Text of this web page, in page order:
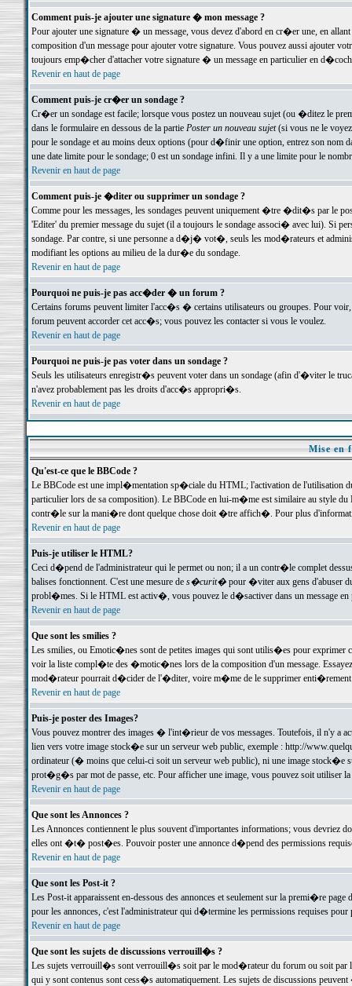
Comment puis-je ajouter une signature � mon message ?
Pour ajouter une signature � un message, vous devez d'abord en cr�er une, en
composition d'un message pour ajouter votre signature. Vous pouvez aussi ajouter
toujours emp�cher d'attacher votre signature � un message en particulier en
Revenir en haut de page
Comment puis-je cr�er un sondage ?
Cr�er un sondage est facile; lorsque vous postez un nouveau sujet (ou �ditez le
dans le formulaire en dessous de la partie Poster un nouveau sujet(si vous ne le voyez
pour le sondage et au moins deux options (pour d�finir une option, entrez son nom
une date limite pour le sondage; 0 est un sondage infini. Il y a une limite pour le
Revenir en haut de page
Comment puis-je �diter ou supprimer un sondage ?
Comme pour les messages, les sondages peuvent uniquement �tre �dit�s par le
'Editer' du premier message du sujet (il a toujours le sondage associ� avec lui). Si
sondage. Par contre, si une personne a d�j� vot�, seuls les mod�rateurs et
modifiant les options au milieu de la dur�e du sondage.
Revenir en haut de page
Pourquoi ne puis-je pas acc�der � un forum ?
Certains forums peuvent limiter l'acc�s � certains utilisateurs ou groupes. Pour
forum peuvent accorder cet acc�s; vous pouvez les contacter si vous le voulez.
Revenir en haut de page
Pourquoi ne puis-je pas voter dans un sondage ?
Seuls les utilisateurs enregistr�s peuvent voter dans un sondage (afin d'�viter le
n'avez probablement pas les droits d'acc�s appropri�s.
Revenir en haut de page
Mise en
Qu'est-ce que le BBCode ?
Le BBCode est une impl�mentation sp�ciale du HTML; l'activation de l'utilisation
particulier lors de sa composition). Le BBCode en lui-m�me est similaire au style
contr�le sur la mani�re dont quelque chose doit �tre affich�. Pour plus
Revenir en haut de page
Puis-je utiliser le HTML?
Ceci d�pend de l'administrateur qui le permet ou non; il a un contr�le complet
balises fonctionnent. C'est une mesure de s�curit�pour �viter aux gens d'abuser
probl�mes. Si le HTML est activ�, vous pouvez le d�sactiver dans un message en
Revenir en haut de page
Que sont les smilies ?
Les smilies, ou Emotic�nes sont de petites images qui sont utilis�es pour exprimer
voir la liste compl�te des �motic�nes lors de la composition d'un message.
mod�rateur pourrait d�cider de l'�diter, voire m�me de le supprimer
Revenir en haut de page
Puis-je poster des Images?
Vous pouvez montrer des images � l'int�rieur de vos messages. Toutefois, il n'y a
lien vers votre image stock�e sur un serveur web public, exemple : http://
ordinateur (� moins que celui-ci soit un serveur web public), ni une image stock�e
prot�g�s par mot de passe, etc. Pour afficher une image, vous pouvez soit
Revenir en haut de page
Que sont les Annonces ?
Les Annonces contiennent le plus souvent d'importantes informations; vous devriez
elles ont �t� post�es. Pouvoir poster une annonce d�pend des permissions
Revenir en haut de page
Que sont les Post-it ?
Les Post-it apparaissent en-dessous des annonces et seulement sur la premi�re
pour les annonces, c'est l'administrateur qui d�termine les permissions requises pour
Revenir en haut de page
Que sont les sujets de discussions verrouill�s ?
Les sujets verrouill�s sont verrouill�s soit par le mod�rateur du forum ou soit par
qui y sont contenus sont cess�s automatiquement. Les sujets de discussions